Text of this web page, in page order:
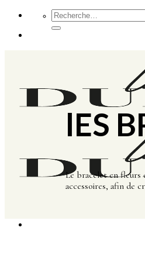
Passer
contenu
Recherche
pour :
lES
Le bracelet en fleurs
accessoires, afin de